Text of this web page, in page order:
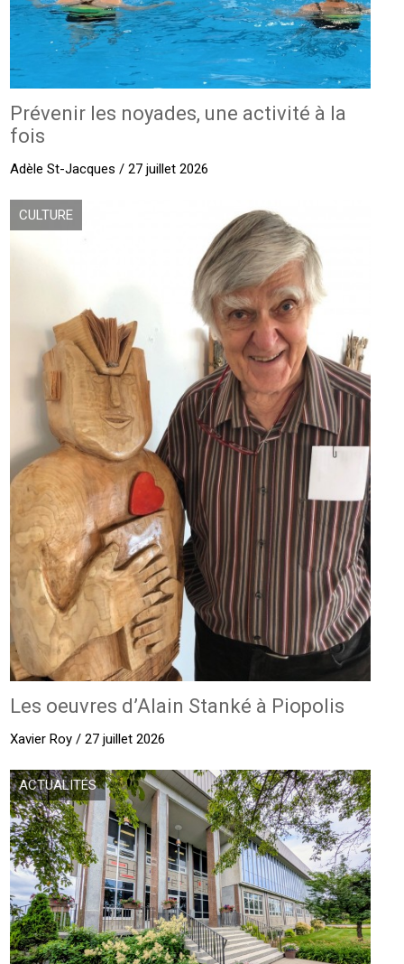
Prévenir les noyades, une activité à la
fois
Adèle St-Jacques / 27 juillet 2026
CULTURE
Les oeuvres d’Alain Stanké à Piopolis
Xavier Roy / 27 juillet 2026
ACTUALITÉS